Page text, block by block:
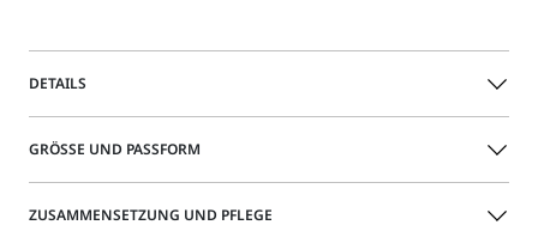
DETAILS
Diese kurze Boxy-Jacke aus gewaschener Gabardine ist im
geschnitten und mit einer verdeckten Knopfleiste und
einer großen Tasche auf der linken Seite versehen, die
GRÖSSE UND PASSFORM
Das Model trägt Größe 40 (IT) und ist 177 groß Ihre Maße
ZUSAMMENSETZUNG UND PFLEGE